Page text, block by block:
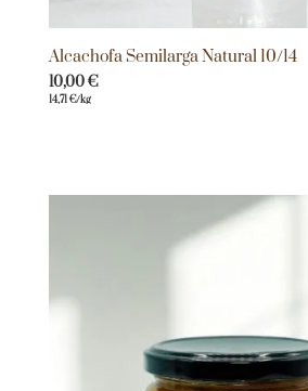
Alcachofa Semilarga Natural 10/14
10,00€
14,71€/kg